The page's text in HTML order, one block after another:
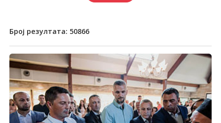
Број резултата: 50866